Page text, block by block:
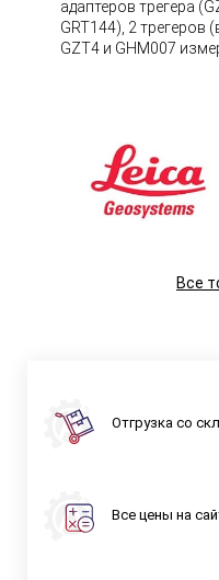
адаптеров трегера
GRT144), 2 трегеров
GZT4 и GHM007
Все
Отгрузка со
Все цены на